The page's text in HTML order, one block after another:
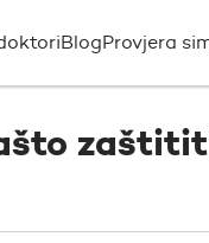
BlogProvjera